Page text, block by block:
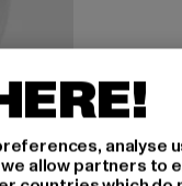
analyse
allow partners to